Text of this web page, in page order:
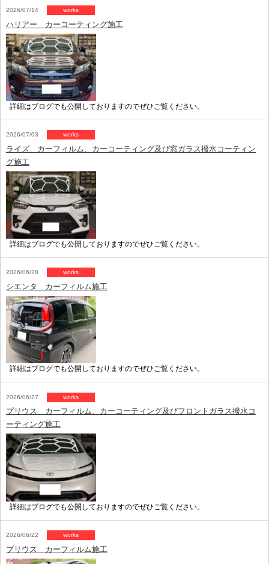
2026/07/14 works
ハリアー カーコーティング施工
詳細はブログでも公開しておりますのでぜひご覧ください。
2026/07/03 works
ライズ カーフィルム、カーコーティング及び窓ガラス撥水コーティン
グ施工
詳細はブログでも公開しておりますのでぜひご覧ください。
2026/06/28 works
シエンタ カーフィルム施工
詳細はブログでも公開しておりますのでぜひご覧ください。
2026/06/27 works
プリウス カーフィルム、カーコーティング及びフロントガラス撥水コ
ーティング施工
詳細はブログでも公開しておりますのでぜひご覧ください。
2026/06/22 works
プリウス カーフィルム施工